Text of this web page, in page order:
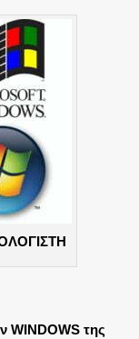
WINDOWS της